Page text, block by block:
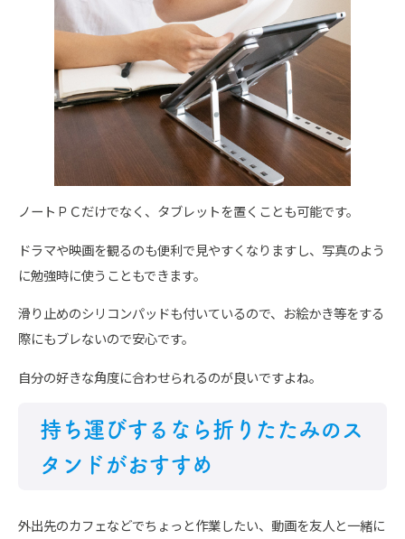
ノートＰＣだけでなく、タブレットを置くことも可能です。
ドラマや映画を観るのも便利で見やすくなりますし、写真のよう
に勉強時に使うこともできます。
滑り止めのシリコンパッドも付いているので、お絵かき等をする
際にもブレないので安心です。
自分の好きな角度に合わせられるのが良いですよね。
持ち運びするなら折りたたみのス
タンドがおすすめ
外出先のカフェなどでちょっと作業したい、動画を友人と一緒に